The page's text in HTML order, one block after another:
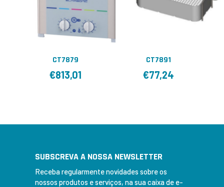
CT7879
€813,01
CT7891
€77,24
SUBSCREVA A NOSSA NEWSLETTER
Receba regularmente novidades sobre os
nossos produtos e serviços, na sua caixa de e-